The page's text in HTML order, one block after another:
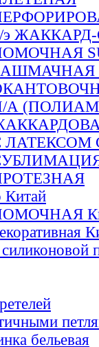
п/э
БАШМАЧНАЯ
А
ЛАТЕКСОМ
Китай
бельевая